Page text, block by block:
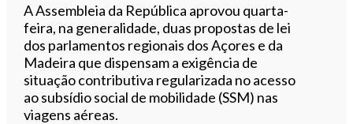
A Assembleia da República aprovou quarta-
feira, na generalidade, duas propostas de lei
dos parlamentos regionais dos Açores e da
Madeira que dispensam a exigência de
situação contributiva regularizada no acesso
ao subsídio social de mobilidade (SSM) nas
viagens aéreas.